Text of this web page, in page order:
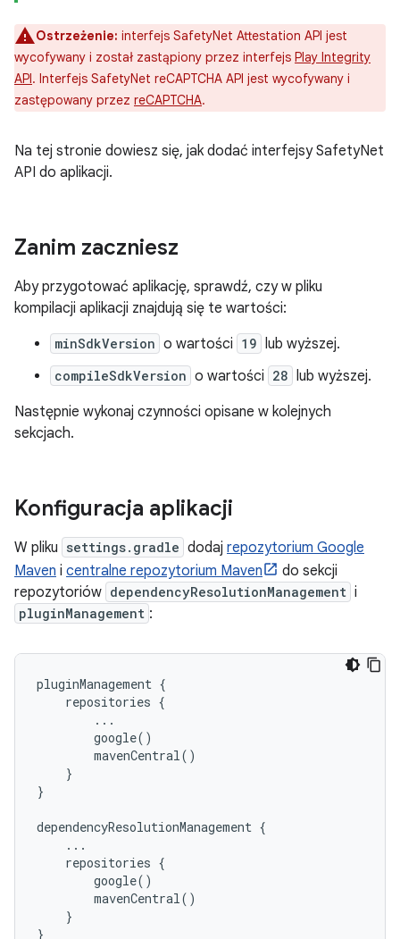
Ostrzeżenie: interfejs SafetyNet Attestation API jest
wycofywany i został zastąpiony przez interfejs Play Integrity
API. Interfejs SafetyNet reCAPTCHA API jest wycofywany i
zastępowany przez reCAPTCHA.
Na tej stronie dowiesz się, jak dodać interfejsy SafetyNet
API do aplikacji.
Zanim zaczniesz
Aby przygotować aplikację, sprawdź, czy w pliku
kompilacji aplikacji znajdują się te wartości:
minSdkVersion o wartości 19 lub wyższej.
compileSdkVersion o wartości 28 lub wyższej.
Następnie wykonaj czynności opisane w kolejnych
sekcjach.
Konfiguracja aplikacji
W pliku settings.gradle dodaj repozytorium Google
Maven i centralne repozytorium Maven
do sekcji
repozytoriów dependencyResolutionManagement i
pluginManagement :
pluginManagement {
    repositories {
        ...
        google()
        mavenCentral()
    }
}
dependencyResolutionManagement {
    ...
    repositories {
        google()
        mavenCentral()
    }